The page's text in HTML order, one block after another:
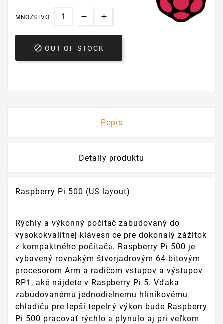
MNOŽSTVO:
 OUT OF STOCK
Popis
Detaily produktu
Raspberry Pi 500 (US layout)
Rýchly a výkonný počítač zabudovaný do
vysokokvalitnej klávesnice pre dokonalý zážitok
z kompaktného počítača. Raspberry Pi 500 je
vybavený rovnakým štvorjadrovým 64-bitovým
procesorom Arm a radičom vstupov a výstupov
RP1, aké nájdete v Raspberry Pi 5. Vďaka
zabudovanému jednodielnemu hliníkovému
chladiču pre lepší tepelný výkon bude Raspberry
Pi 500 pracovať rýchlo a plynulo aj pri veľkom